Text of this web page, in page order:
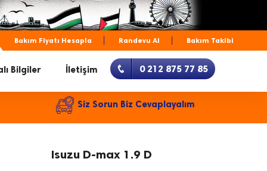
Bakım Fiyatı Hesapla Randevu Al Bakım Takibi
Bilgiler İletişim 0 212 875 77 85
Siz Sorun Biz Cevaplayalım
Isuzu D-max 1.9 D